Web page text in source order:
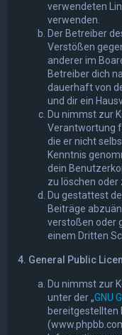
verwendeten
verwenden.
Der Betreiber
Verstößen
anderer im
Betreiber dich
dauerhaft von
und dir ein
Du nimmst zur
Verantwortung
die er nicht
Kenntnis
dein
zu löschen oder
Du gestattest
Beiträge
verstoßen oder
einem Dritten
4. General Public
Du nimmst zur
unter der „GNU
bereitgestellten